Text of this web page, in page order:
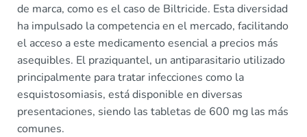
de marca, como es el caso de Biltricide. Esta diversidad
ha impulsado la competencia en el mercado, facilitando
el acceso a este medicamento esencial a precios más
asequibles. El praziquantel, un antiparasitario utilizado
principalmente para tratar infecciones como la
esquistosomiasis, está disponible en diversas
presentaciones, siendo las tabletas de 600 mg las más
comunes.